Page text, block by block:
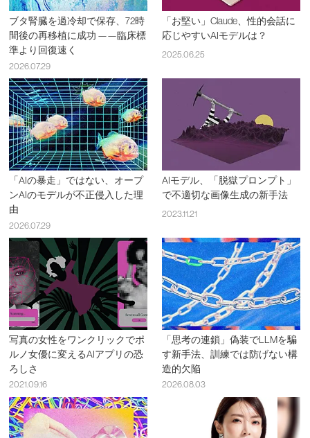
ブタ腎臓を過冷却で保存、72時
間後の再移植に成功 ——臨床標
準より回復速く
2026.07.29
「お堅い」Claude、性的会話に
応じやすいAIモデルは？
2025.06.25
「AIの暴走」ではない、オープ
ンAIのモデルが不正侵入した理
由
2026.07.29
AIモデル、「脱獄プロンプト」
で不適切な画像生成の新手法
2023.11.21
写真の女性をワンクリックでポ
ルノ女優に変えるAIアプリの恐
ろしさ
2021.09.16
「思考の連鎖」偽装でLLMを騙
す新手法、訓練では防げない構
造的欠陥
2026.08.03